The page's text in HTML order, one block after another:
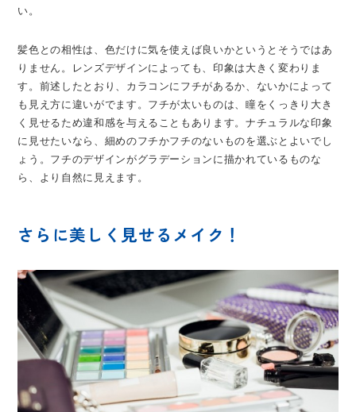
い。
髪色との相性は、色だけに気を使えば良いかというとそうではあ
りません。レンズデザインによっても、印象は大きく変わりま
す。前述したとおり、カラコンにフチがあるか、ないかによって
も見え方に違いがでます。フチが太いものは、瞳をくっきり大き
く見せるため違和感を与えることもあります。ナチュラルな印象
に見せたいなら、細めのフチかフチのないものを選ぶとよいでし
ょう。フチのデザインがグラデーションに描かれているものな
ら、より自然に見えます。
さらに美しく見せるメイク！